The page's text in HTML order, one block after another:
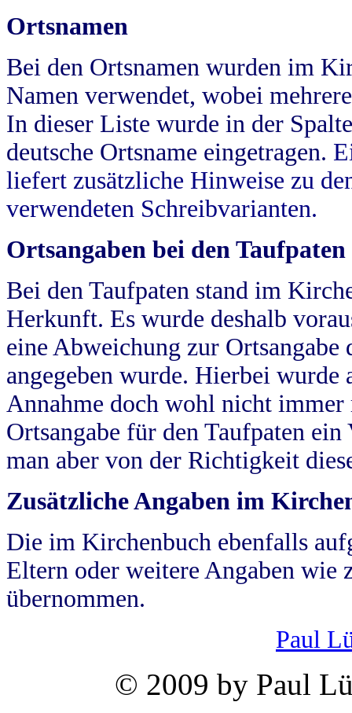
Ortsnamen
Bei den Ortsnamen wurden im
Namen verwendet, wobei
In dieser Liste wurde in der
deutsche Ortsname eingetragen.
liefert zusätzliche Hinweise zu
verwendeten Schreibvarianten.
Ortsangaben bei den Taufpaten
Bei den Taufpaten stand im
Herkunft. Es wurde deshalb
eine Abweichung zur
angegeben wurde. Hierbei wurde
Annahme doch wohl nicht
Ortsangabe für den Taufpaten
man aber von der Richtigkeit
Zusätzliche Angaben im
Die im Kirchenbuch ebenfalls
Eltern oder weitere Angaben wie
übernommen.
Paul
© 2009 by Paul